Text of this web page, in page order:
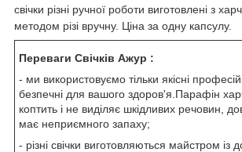
свічки різні ручної роботи виготовлені з
методом різі вручну. Ціна за одну капсулу.
Переваги Свічків Ажур :
- ми використовуємо тільки якісні
безпечні для вашого здоров'я.Парафін
коптить і не виділяє шкідливих речовин,
має неприємного запаху;
- різні свічки виготовляються майстром із